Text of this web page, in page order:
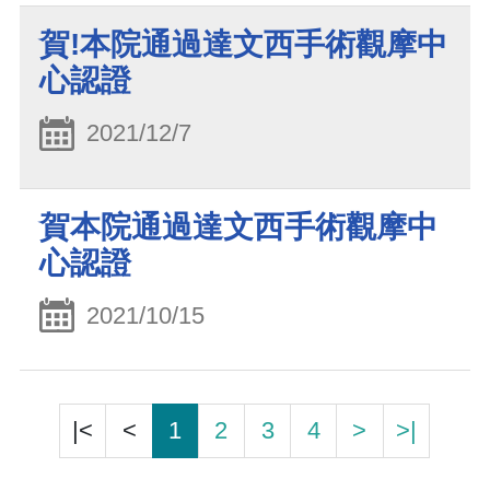
賀!本院通過達文西手術觀摩中
心認證
2021/12/7
賀本院通過達文西手術觀摩中
心認證
2021/10/15
|< < 1 2 3 4 > >|